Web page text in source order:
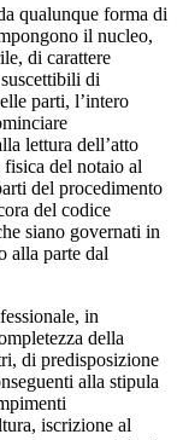
qualunque forma di
il nucleo,
di carattere
di
parti, l’intero
lettura dell’atto
del notaio al
del procedimento
del codice
siano governati in
alla parte dal
in
della
di predisposizione
alla stipula
iscrizione al